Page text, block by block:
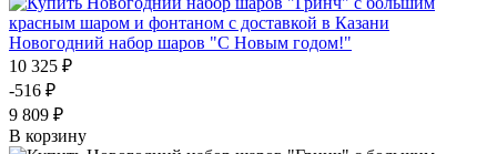
Новогодний набор шаров "С Новым годом!"
10 325 ₽
-516 ₽
9 809 ₽
В корзину